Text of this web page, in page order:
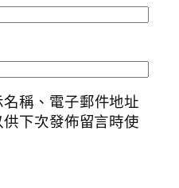
稱、電子郵件地址
下次發佈留言時使